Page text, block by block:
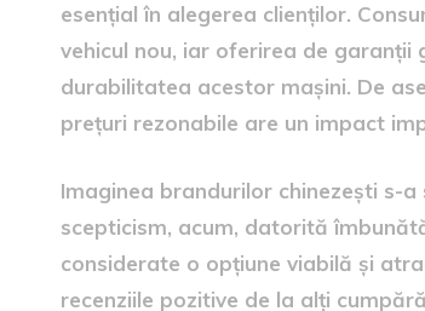
esențial în alegerea clienților.
vehicul nou, iar oferirea de garanții
durabilitatea acestor mașini. De
prețuri rezonabile are un impact
Imaginea brandurilor chinezești s-
scepticism, acum, datorită
considerate o opțiune viabilă și
recenziile pozitive de la alți